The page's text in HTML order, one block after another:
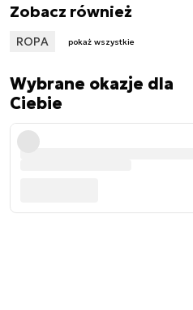
Zobacz również
ROPA pokaż wszystkie
Wybrane okazje dla
Ciebie